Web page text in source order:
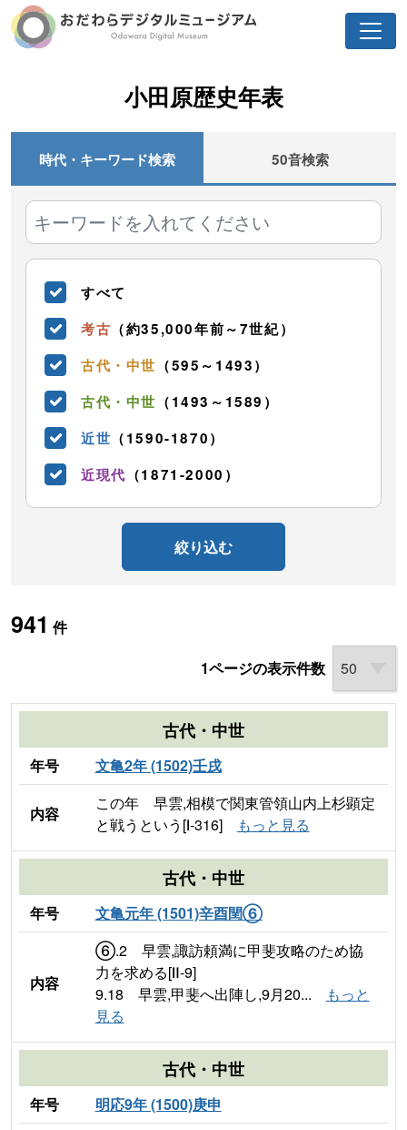
小田原歴史年表
時代・キーワード検索 50音検索
すべて
考古 （約35,000年前～7世紀）
古代・中世 （595～1493）
古代・中世 （1493～1589）
近世 （1590-1870）
近現代 （1871-2000）
絞り込む
941 件
1ページの表示件数
古代・中世
年号 文亀2年 (1502)壬戌
内容
この年 早雲,相模で関東管領山内上杉顕定
と戦うという[Ⅰ-316]
もっと見る
古代・中世
年号 文亀元年 (1501)辛酉閏⑥
内容
⑥.2 早雲,諏訪頼満に甲斐攻略のため協
力を求める[Ⅱ-9]
9.18 早雲,甲斐へ出陣し,9月20...
もっと
見る
古代・中世
年号 明応9年 (1500)庚申